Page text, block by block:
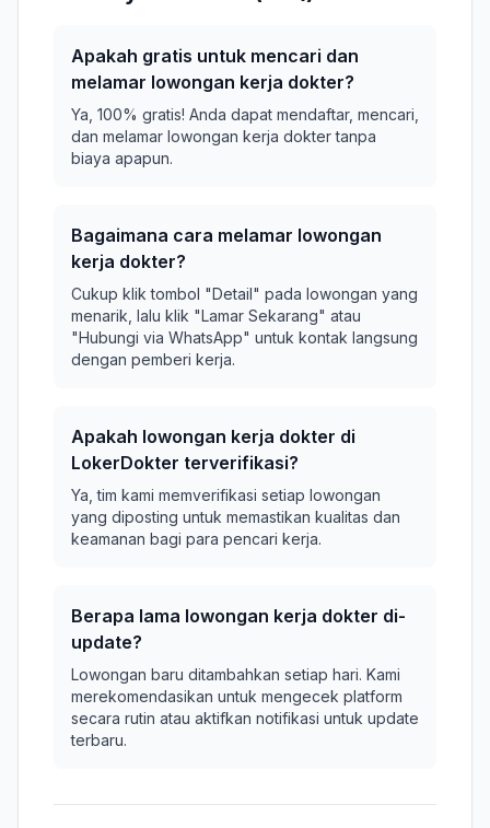
Apakah gratis untuk mencari dan
melamar lowongan kerja dokter?
Ya, 100% gratis! Anda dapat mendaftar, mencari,
dan melamar lowongan kerja dokter tanpa
biaya apapun.
Bagaimana cara melamar lowongan
kerja dokter?
Cukup klik tombol "Detail" pada lowongan yang
menarik, lalu klik "Lamar Sekarang" atau
"Hubungi via WhatsApp" untuk kontak langsung
dengan pemberi kerja.
Apakah lowongan kerja dokter di
LokerDokter terverifikasi?
Ya, tim kami memverifikasi setiap lowongan
yang diposting untuk memastikan kualitas dan
keamanan bagi para pencari kerja.
Berapa lama lowongan kerja dokter di-
update?
Lowongan baru ditambahkan setiap hari. Kami
merekomendasikan untuk mengecek platform
secara rutin atau aktifkan notifikasi untuk update
terbaru.